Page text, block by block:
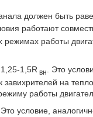
должен быть
работают
работы
1,5Rвн
. Это
завихрителей на
работы
. Это условие,